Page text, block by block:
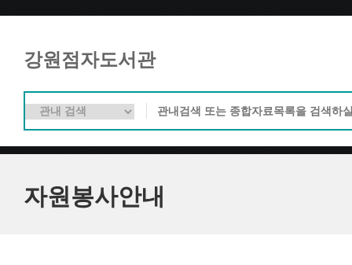
강원점자도서관
자원봉사안내